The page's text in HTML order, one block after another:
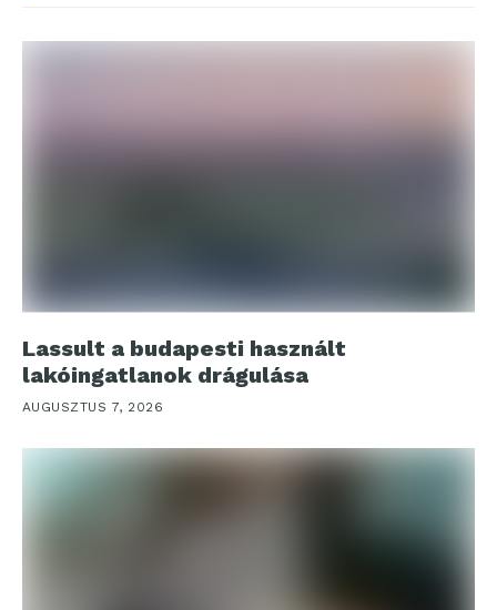
Lassult a budapesti használt
lakóingatlanok drágulása
AUGUSZTUS 7, 2026